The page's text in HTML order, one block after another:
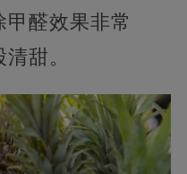
醛效果非常
甜。